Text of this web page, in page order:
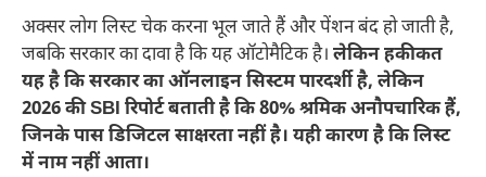
अक्सर लोग लिस्ट चेक करना भूल जाते हैं और पेंशन बंद हो जाती है,
जबकि सरकार का दावा है कि यह ऑटोमैटिक है। लेकिन हकीकत
यह है कि सरकार का ऑनलाइन सिस्टम पारदर्शी है, लेकिन
2026 की SBI रिपोर्ट बताती है कि 80% श्रमिक अनौपचारिक हैं,
जिनके पास डिजिटल साक्षरता नहीं है। यही कारण है कि लिस्ट
में नाम नहीं आता।